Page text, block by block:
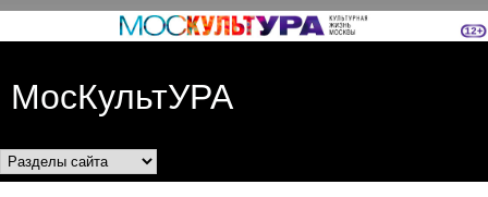
Перейти к основному
МосКультУРА
Разделы сайта